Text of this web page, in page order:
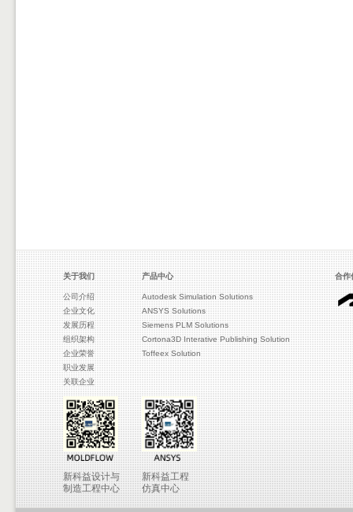
关于我们
公司介绍
企业文化
发展历程
组织架构
企业荣誉
职业发展
关联企业
新科益设计与
制造工程中心
产品中心
Autodesk Simulation Solutions
ANSYS Solutions
Siemens PLM Solutions
Cortona3D Interative Publishing Solution
Toffeex Solution
新科益工程
仿真中心
合作